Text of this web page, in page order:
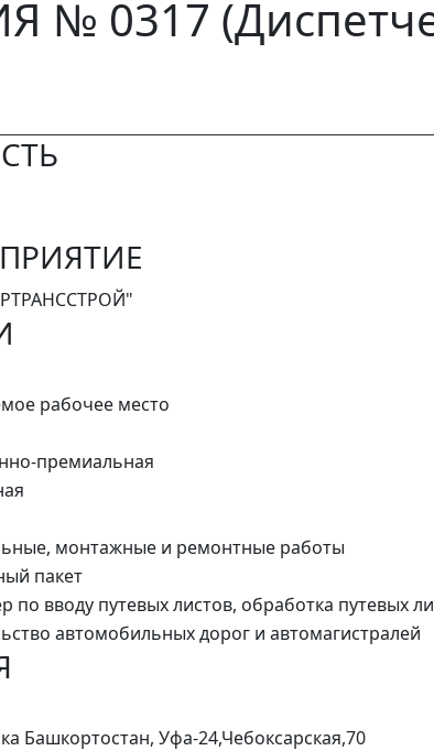
№ 0317
рабочее место
премиальная
монтажные и ремонтные работы
пакет
по вводу путевых листов, обработка путевых
автомобильных дорог и автомагистралей
Башкортостан, Уфа-24,Чебоксарская,70